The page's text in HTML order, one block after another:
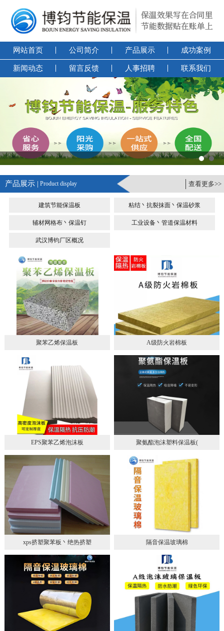
网站首页 公司简介 产品展示 成功案例
新闻动态 留言反馈 人事招聘 联系我们
产品展示 | Product display 查看更多>>
建筑节能保温板 粘结丶抗裂抹面丶保温砂浆
辅材网格布丶保温钉 工业设备丶管道保温材料
武汉博钧厂区概况
聚苯乙烯保温板 A级防火岩棉板
EPS聚苯乙烯泡沫板 聚氨酯泡沫塑料保温板(
xps挤塑聚苯板丶绝热挤塑 隔音保温玻璃棉